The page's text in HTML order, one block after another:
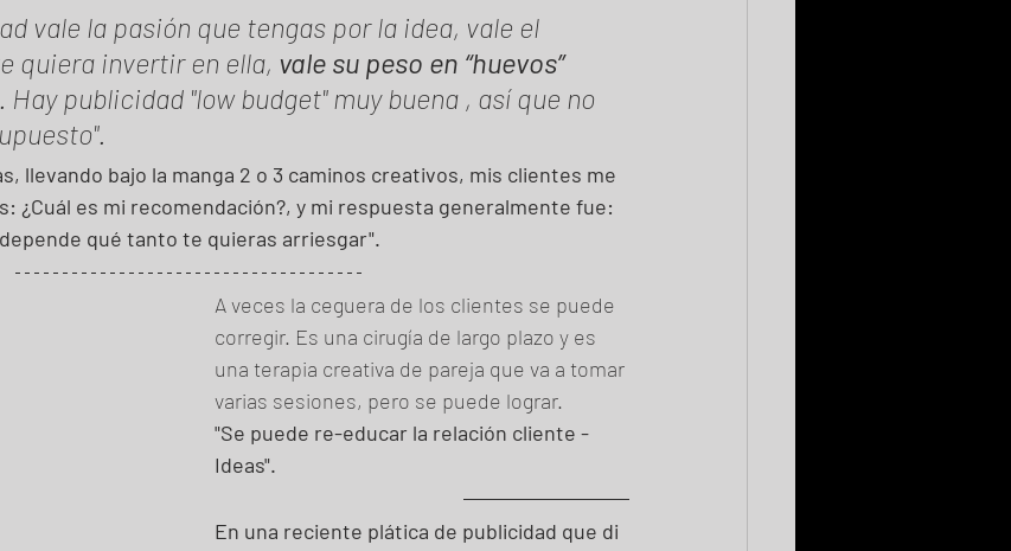
vale la pasión que tengas por la idea, vale el
quiera invertir en ella, vale su peso en “huevos”
. Hay publicidad "low budget" muy buena , así que no
llevando bajo la manga 2 o 3 caminos creativos, mis clientes me
¿Cuál es mi recomendación?, y mi respuesta generalmente fue:
qué tanto te quieras arriesgar".
A veces la ceguera de los clientes se puede
corregir. Es una cirugía de largo plazo y es
una terapia creativa de pareja que va a tomar
varias sesiones, pero se puede lograr.
"Se puede re-educar la relación cliente -
Ideas".
En una reciente plática de publicidad que di